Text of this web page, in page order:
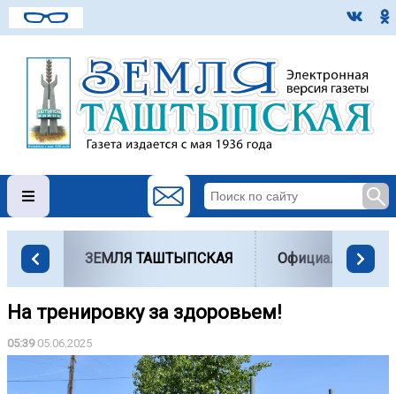
ЗЕМЛЯ ТАШТЫПСКАЯ Официально
На тренировку за здоровьем!
05:3905.06.2025